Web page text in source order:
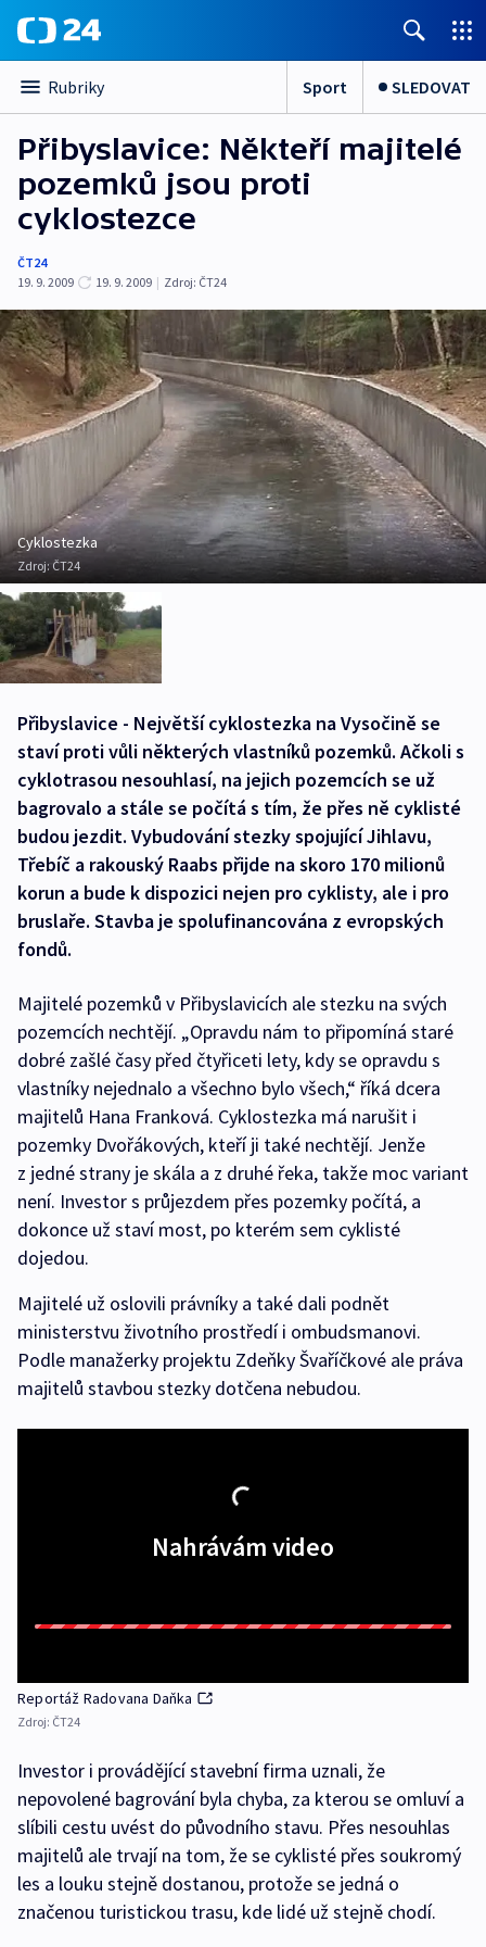
Rubriky Sport SLEDOVAT
Přibyslavice: Někteří majitelé
pozemků jsou proti
cyklostezce
ČT24
19. 9. 2009
19. 9. 2009 | Zdroj: ČT24
Cyklostezka
Zdroj:ČT24
Přibyslavice - Největší cyklostezka na Vysočině se
staví proti vůli některých vlastníků pozemků. Ačkoli s
cyklotrasou nesouhlasí, na jejich pozemcích se už
bagrovalo a stále se počítá s tím, že přes ně cyklisté
budou jezdit. Vybudování stezky spojující Jihlavu,
Třebíč a rakouský Raabs přijde na skoro 170 milionů
korun a bude k dispozici nejen pro cyklisty, ale i pro
bruslaře. Stavba je spolufinancována z evropských
fondů.
Majitelé pozemků v Přibyslavicích ale stezku na svých
pozemcích nechtějí. „Opravdu nám to připomíná staré
dobré zašlé časy před čtyřiceti lety, kdy se opravdu s
vlastníky nejednalo a všechno bylo všech,“ říká dcera
majitelů Hana Franková. Cyklostezka má narušit i
pozemky Dvořákových, kteří ji také nechtějí. Jenže
z jedné strany je skála a z druhé řeka, takže moc variant
není. Investor s průjezdem přes pozemky počítá, a
dokonce už staví most, po kterém sem cyklisté
dojedou.
Majitelé už oslovili právníky a také dali podnět
ministerstvu životního prostředí i ombudsmanovi.
Podle manažerky projektu Zdeňky Švaříčkové ale práva
majitelů stavbou stezky dotčena nebudou.
Nahrávám video
Reportáž Radovana Daňka
Zdroj: ČT24
Investor i provádějící stavební firma uznali, že
nepovolené bagrování byla chyba, za kterou se omluví a
slíbili cestu uvést do původního stavu. Přes nesouhlas
majitelů ale trvají na tom, že se cyklisté přes soukromý
les a louku stejně dostanou, protože se jedná o
značenou turistickou trasu, kde lidé už stejně chodí.